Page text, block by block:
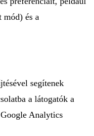
mód) és a
segítenek
a látogatók a
Analytics